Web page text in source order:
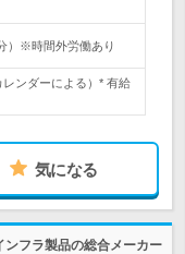
）※時間外労働あり
ンダーによる）* 有給
気になる
フラ製品の総合メーカー